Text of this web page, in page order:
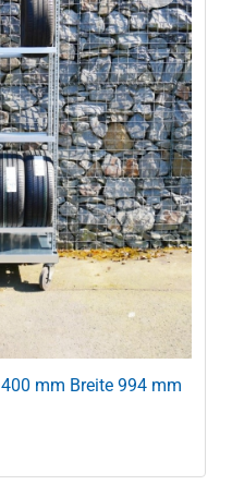
mm Breite 994 mm